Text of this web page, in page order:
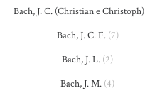
Bach, J. C. (Christian e Christoph)
Bach, J. C. F.(7)
Bach, J. L. (2)
Bach, J. M. (4)